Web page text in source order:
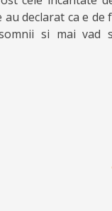
au declarat ca e de
si mai vad